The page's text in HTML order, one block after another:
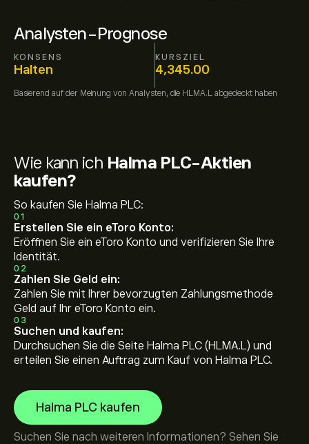
Analysten-Prognose
KONSENS
Halten
KURSZIEL
4,345.00
Basierend auf der Meinung von Analysten, die HLMA.L abgedeckt haben
Wie kann ich Halma PLC-Aktien
kaufen?
So kaufen Sie Halma PLC:
01
Erstellen Sie ein eToro Konto:
Eröffnen Sie ein eToro Konto und verifizieren Sie Ihre
Identität.
02
Zahlen Sie Geld ein:
Zahlen Sie mit Ihrer bevorzugten Zahlungsmethode
Geld auf Ihr eToro Konto ein.
03
Suchen und kaufen:
Durchsuchen Sie die Seite Halma PLC (HLMA.L) und
erteilen Sie einen Auftrag zum Kauf von Halma PLC.
Halma PLC kaufen
Suchen Sie nach weiteren Informationen? Sehen Sie